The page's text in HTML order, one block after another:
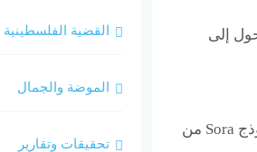
إلى
هذا ليس مشهداً من فيلم خيال علمي، بل هو الواقع الجديد الذي يفرضه نموذج Sora من
القضية الفلسطينية
الموضة والجمال
تحقيقات وتقارير